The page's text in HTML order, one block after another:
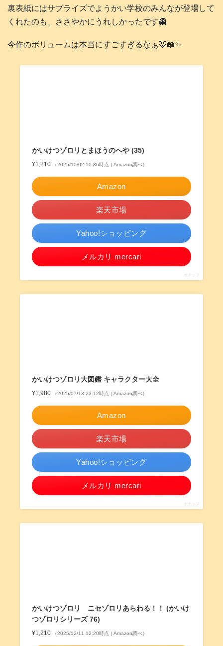
裏表紙にはサプライズでようかい学校のみんなが登場して
くれたのも、ささやかにうれしかったです👻
今作のボリュームは本当にすごすぎるなぁ🦊📖✨
かいけつゾロリとまほうのへや (35)
¥1,210 （2025/10/02 10:36時点 | Amazon調べ）
Amazon
楽天市場
Yahoo!ショッピング
メルカリ mercari
ポチップ
かいけつゾロリ大図鑑 キャラクター大全
¥1,980 （2025/07/13 23:12時点 | Amazon調べ）
Amazon
楽天市場
Yahoo!ショッピング
メルカリ mercari
ポチップ
かいけつゾロリ ニセゾロリあらわる！！ (かいけ
つゾロリシリーズ 76)
¥1,210 （2025/12/11 12:20時点 | Amazon調べ）